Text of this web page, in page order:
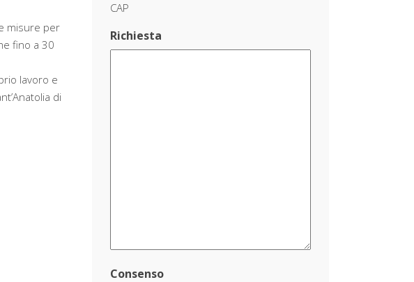
misure per
fino a 30
lavoro e
di
CAP
Richiesta
Consenso